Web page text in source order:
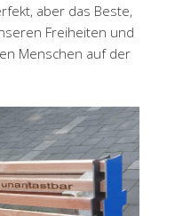
aber das Beste,
Freiheiten und
Menschen auf der